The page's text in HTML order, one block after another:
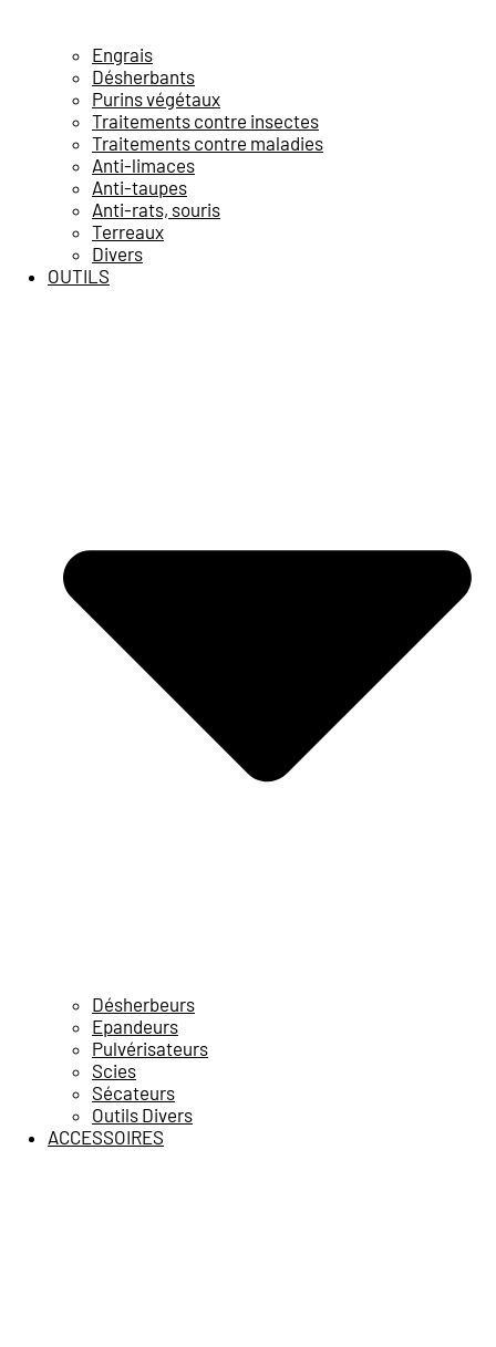
Engrais
Désherbants
Purins végétaux
Traitements contre insectes
Traitements contre maladies
Anti-limaces
Anti-taupes
Anti-rats, souris
Terreaux
Divers
OUTILS
Désherbeurs
Epandeurs
Pulvérisateurs
Scies
Sécateurs
Outils Divers
ACCESSOIRES